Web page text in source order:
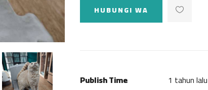
HUBUNGI WA
Publish Time
1 tahun lalu